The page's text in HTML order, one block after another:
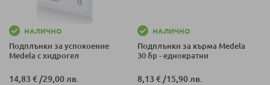
НАЛИЧНО
Подплънки за успокоение
Medela с хидрогел
14,83 € /29,00 лв.
НАЛИЧНО
Подплънки за кърма Medela
30 бр - еднократни
8,13 € /15,90 лв.